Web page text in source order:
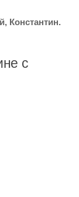
Константин.
с